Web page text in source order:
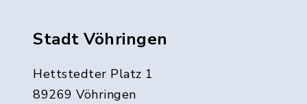
Stadt Vöhringen
Hettstedter Platz 1
89269 Vöhringen